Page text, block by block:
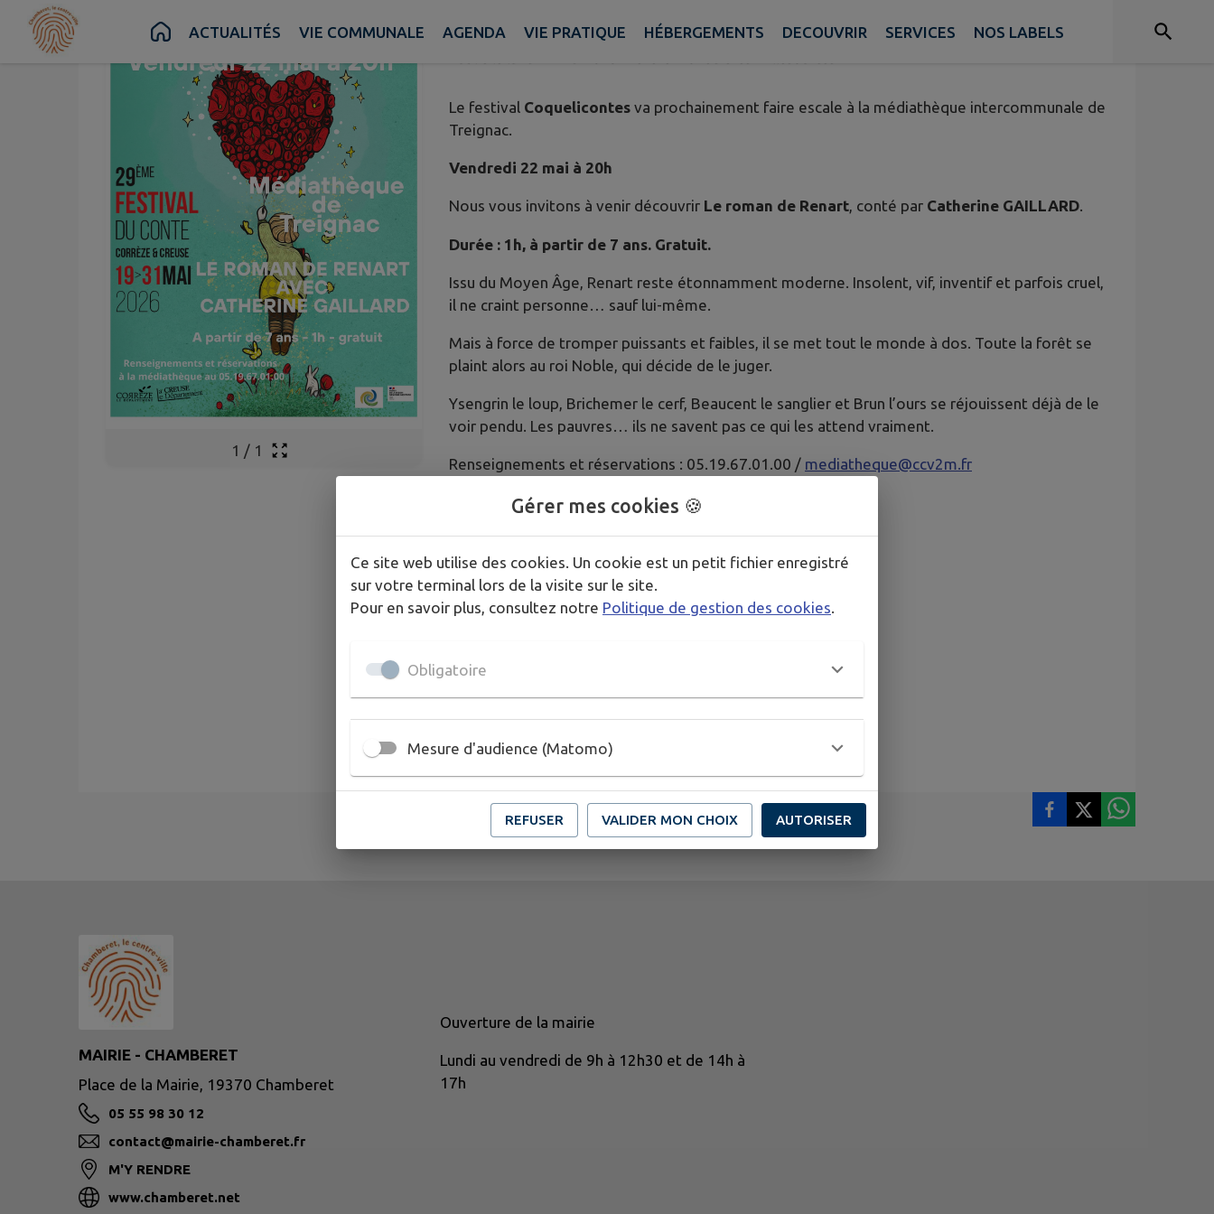
Contenu Menu Recherche Pied de page
ACTUALITÉS VIE COMMUNALE AGENDA VIE PRATIQUE HÉBERGEMENTS DECOUVRIR SERVICES NOS LABELS
1 / 1
COQUELICONTES
Le festival Coquelicontes va prochainement faire escale à la médiathèque intercommunale de
Treignac.
Vendredi 22 mai à 20h
Nous vous invitons à venir découvrir Le roman de Renart, conté par Catherine GAILLARD.
Durée : 1h, à partir de 7 ans. Gratuit.
Issu du Moyen Âge, Renart reste étonnamment moderne. Insolent, vif, inventif et parfois cruel,
il ne craint personne… sauf lui-même.
Mais à force de tromper puissants et faibles, il se met tout le monde à dos. Toute la forêt se
plaint alors au roi Noble, qui décide de le juger.
Ysengrin le loup, Brichemer le cerf, Beaucent le sanglier et Brun l’ours se réjouissent déjà de le
voir pendu. Les pauvres… ils ne savent pas ce qui les attend vraiment.
Renseignements et réservations : 05.19.67.01.00 / mediatheque@ccv2m.fr
MAIRIE - CHAMBERET
Place de la Mairie, 19370 Chamberet
05 55 98 30 12
contact@mairie-chamberet.fr
M'Y RENDRE
www.chamberet.net
Ouverture de la mairie
Lundi au vendredi de 9h à 12h30 et de 14h à
17h
Gérer mes cookies 🍪
Ce site web utilise des cookies. Un cookie est un petit fichier enregistré
sur votre terminal lors de la visite sur le site.
Pour en savoir plus, consultez notre Politique de gestion des cookies.
Obligatoire
Mesure d'audience (Matomo)
REFUSER VALIDER MON CHOIX AUTORISER